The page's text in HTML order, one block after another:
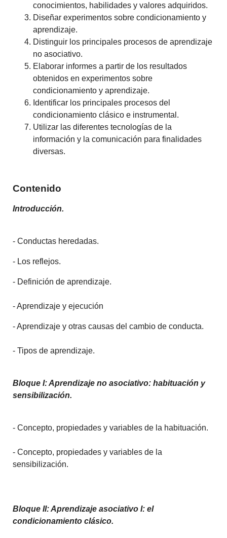
conocimientos, habilidades y valores adquiridos.
Diseñar experimentos sobre condicionamiento y
aprendizaje.
Distinguir los principales procesos de aprendizaje
no asociativo.
Elaborar informes a partir de los resultados
obtenidos en experimentos sobre
condicionamiento y aprendizaje.
Identificar los principales procesos del
condicionamiento clásico e instrumental.
Utilizar las diferentes tecnologías de la
información y la comunicación para finalidades
diversas.
Contenido
Introducción.
- Conductas heredadas.
- Los reflejos.
- Definición de aprendizaje.
- Aprendizaje y ejecución
- Aprendizaje y otras causas del cambio de conducta.
- Tipos de aprendizaje.
Bloque I: Aprendizaje no asociativo: habituación y
sensibilización.
- Concepto, propiedades y variables de la habituación.
- Concepto, propiedades y variables de la
sensibilización.
Bloque II: Aprendizaje asociativo I: el
condicionamiento clásico.